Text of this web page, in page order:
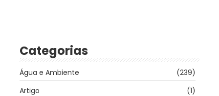
Categorias
Água e Ambiente
(239)
Artigo
(1)